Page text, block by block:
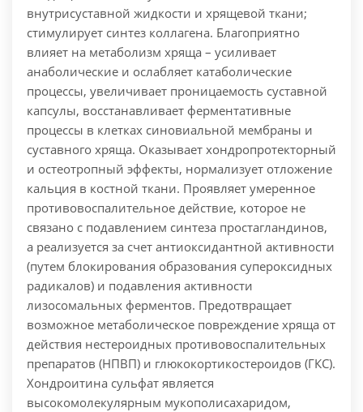
внутрисуставной жидкости и хрящевой ткани;
стимулирует синтез коллагена. Благоприятно
влияет на метаболизм хряща – усиливает
анаболические и ослабляет катаболические
процессы, увеличивает проницаемость суставной
капсулы, восстанавливает ферментативные
процессы в клетках синовиальной мембраны и
суставного хряща. Оказывает хондропротекторный
и остеотропный эффекты, нормализует отложение
кальция в костной ткани. Проявляет умеренное
противовоспалительное действие, которое не
связано с подавлением синтеза простагландинов,
а реализуется за счет антиоксидантной активности
(путем блокирования образования супероксидных
радикалов) и подавления активности
лизосомальных ферментов. Предотвращает
возможное метаболическое повреждение хряща от
действия нестероидных противовоспалительных
препаратов (НПВП) и глюкокортикостероидов (ГКС).
Хондроитина сульфат является
высокомолекулярным мукополисахаридом,